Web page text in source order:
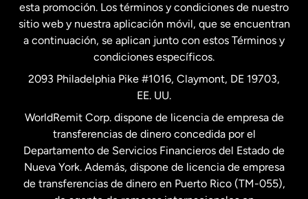
Nueva Zelanda
Países Bajos
Suecia
esta promoción. Los términos y condiciones de nuestro
sitio web y nuestra aplicación móvil, que se encuentran
a continuación, se aplican junto con estos Términos y
condiciones específicos.
2093 Philadelphia Pike #1016, Claymont, DE 19703,
EE. UU.
WorldRemit Corp. dispone de licencia de empresa de
transferencias de dinero concedida por el
Departamento de Servicios Financieros del Estado de
Nueva York. Además, dispone de licencia de empresa
de transferencias de dinero en Puerto Rico (TM-055),